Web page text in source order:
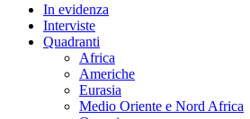
In evidenza
Interviste
Quadranti
Africa
Americhe
Eurasia
Medio Oriente e Nord Africa